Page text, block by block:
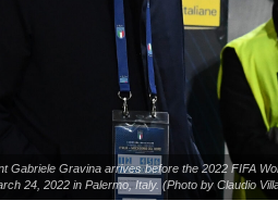
Gabriele Gravina arrives before the 2022 FIFA
24, 2022 in Palermo, Italy. (Photo by Claudio